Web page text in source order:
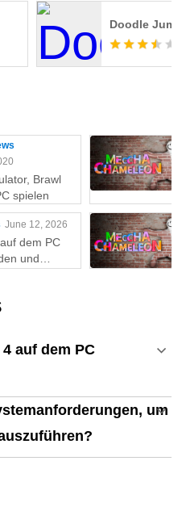
Doodle Jump
Brawl
spielen
June 12, 2026
dem PC
und
auf dem PC
um